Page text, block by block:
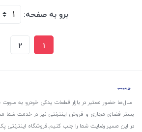
برو به صفحه:
1
2
سال‌ها حضور معتبر در بازار قطعات یدکی خودرو به صورت
بستر فضای مجازی و فروش اینترنتی نیز در خدمت شما
در این مسیر رضایت شما را جلب کنیم.فروشگاه اینترنتی